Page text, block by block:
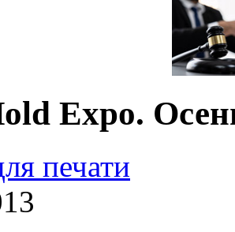
Expo.
печати